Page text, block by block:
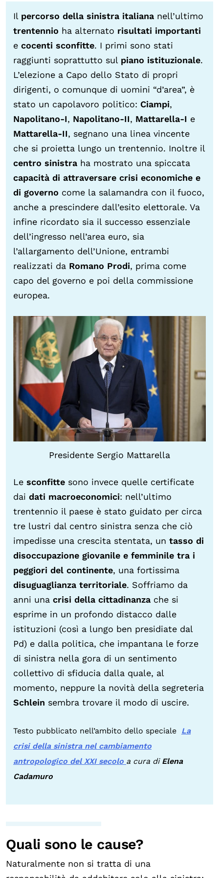
Il percorso della sinistra italiana nell’ultimo
trentennio ha alternato risultati importanti
e cocenti sconfitte. I primi sono stati
raggiunti soprattutto sul piano istituzionale.
L’elezione a Capo dello Stato di propri
dirigenti, o comunque di uomini “d’area”, è
stato un capolavoro politico: Ciampi,
Napolitano-I, Napolitano-II, Mattarella-I e
Mattarella-II, segnano una linea vincente
che si proietta lungo un trentennio. Inoltre il
centro sinistra ha mostrato una spiccata
capacità di attraversare crisi economiche e
di governo come la salamandra con il fuoco,
anche a prescindere dall’esito elettorale. Va
infine ricordato sia il successo essenziale
dell’ingresso nell’area euro, sia
l’allargamento dell’Unione, entrambi
realizzati da Romano Prodi, prima come
capo del governo e poi della commissione
europea.
Presidente Sergio Mattarella
Le sconfitte sono invece quelle certificate
dai dati macroeconomici: nell’ultimo
trentennio il paese è stato guidato per circa
tre lustri dal centro sinistra senza che ciò
impedisse una crescita stentata, un tasso di
disoccupazione giovanile e femminile tra i
peggiori del continente, una fortissima
disuguaglianza territoriale. Soffriamo da
anni una crisi della cittadinanza che si
esprime in un profondo distacco dalle
istituzioni (così a lungo ben presidiate dal
Pd) e dalla politica, che impantana le forze
di sinistra nella gora di un sentimento
collettivo di sfiducia dalla quale, al
momento, neppure la novità della segreteria
Schlein sembra trovare il modo di uscire.
Testo pubblicato nell’ambito dello speciale La
crisi della sinistra nel cambiamento
antropologico del XXI secolo a cura di Elena
Cadamuro
Quali sono le cause?
Naturalmente non si tratta di una